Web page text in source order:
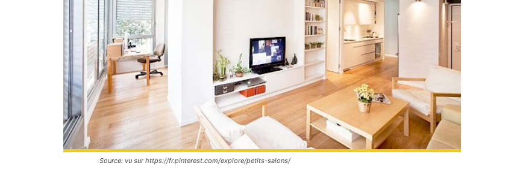
Source: vu sur https://fr.pinterest.com/explore/petits-salons/